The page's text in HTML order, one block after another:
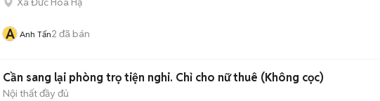
A Anh Tấn2 đã bán
Cần sang lại phòng trọ tiện nghi. Chỉ cho nữ thuê (Không cọc)
Nội thất đầy đủ